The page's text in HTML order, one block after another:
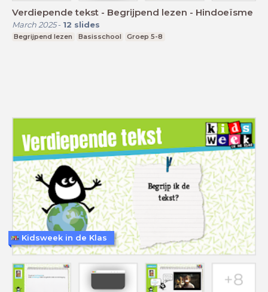
Verdiepende tekst - Begrijpend lezen - Hindoeïsme
March 2025- 12 slides
Begrijpend lezen Basisschool Groep 5-8
Kidsweek in de Klas